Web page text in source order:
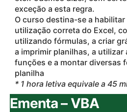
exceção a esta regra.
O curso destina-se a
utilização correta do Excel,
utilizando fórmulas, a criar
a imprimir planilhas, a utilizar
funções e a montar diversas
planilha
* 1 hora letiva equivale a 45
Ementa – VBA